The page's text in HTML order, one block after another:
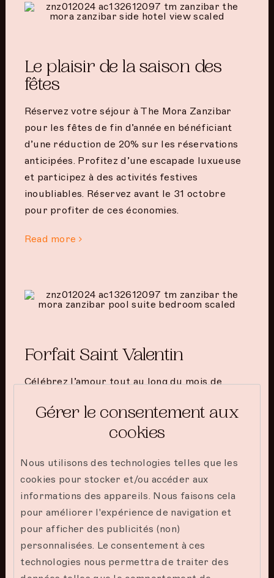
Le plaisir de la saison des
fêtes
Réservez votre séjour à The Mora Zanzibar
pour les fêtes de fin d’année en bénéficiant
d’une réduction de 20% sur les réservations
anticipées. Profitez d’une escapade luxueuse
et participez à des activités festives
inoubliables. Réservez avant le 31 octobre
pour profiter de ces économies.
Read more
Forfait Saint Valentin
Célébrez l’amour tout au long du mois de
Mora Zanzibar. Profitez d’un séjour luxueux
de 3 nuits minimum et d’un massage en couple
romantiques durant tout le mois de février,
pour que chaque jour soit aussi spécial que la
Saint-Valentin
Read more
Gérer le consentement aux
cookies
Nous utilisons des technologies telles que les
cookies pour stocker et/ou accéder aux
informations des appareils. Nous faisons cela
pour améliorer l'expérience de navigation et
pour afficher des publicités (non)
personnalisées. Le consentement à ces
technologies nous permettra de traiter des